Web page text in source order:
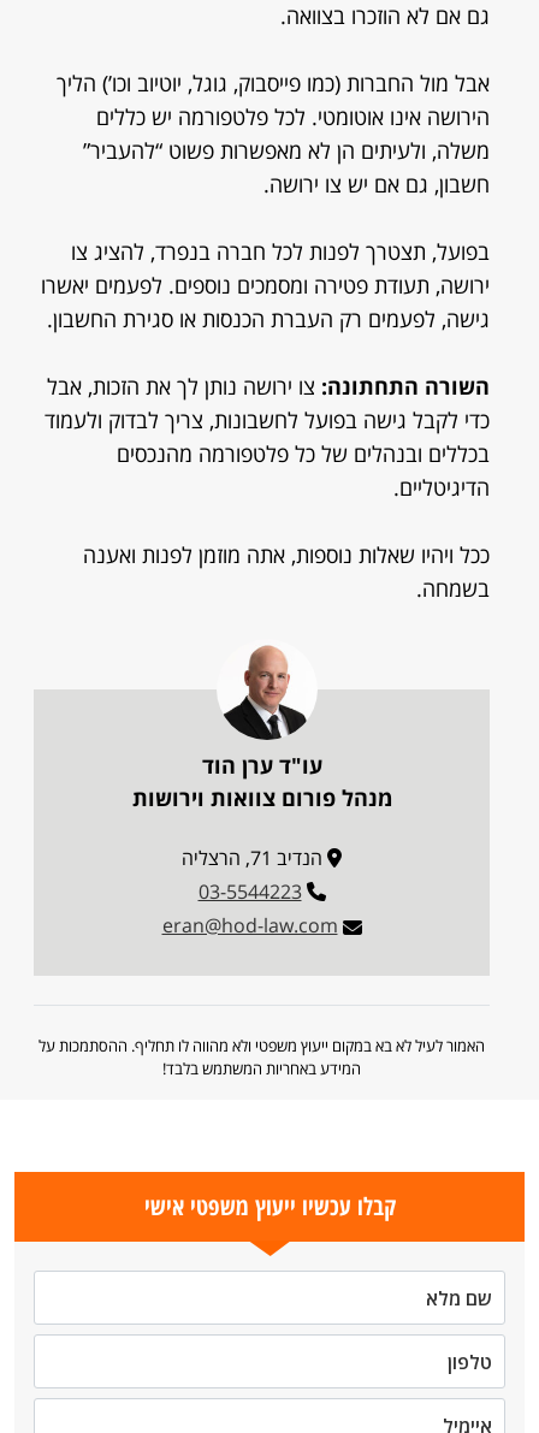
גם אם לא הוזכרו בצוואה.
אבל מול החברות (כמו פייסבוק, גוגל, יוטיוב וכו’) הליך
הירושה אינו אוטומטי. לכל פלטפורמה יש כללים
משלה, ולעיתים הן לא מאפשרות פשוט “להעביר”
חשבון, גם אם יש צו ירושה.
בפועל, תצטרך לפנות לכל חברה בנפרד, להציג צו
ירושה, תעודת פטירה ומסמכים נוספים. לפעמים יאשרו
גישה, לפעמים רק העברת הכנסות או סגירת החשבון.
השורה התחתונה: צו ירושה נותן לך את הזכות, אבל
כדי לקבל גישה בפועל לחשבונות, צריך לבדוק ולעמוד
בכללים ובנהלים של כל פלטפורמה מהנכסים
הדיגיטליים.
ככל ויהיו שאלות נוספות, אתה מוזמן לפנות ואענה
בשמחה.
עו"ד ערן הוד
מנהל פורום צוואות וירושות
הנדיב 71, הרצליה
03-5544223
eran@hod-law.com
האמור לעיל לא בא במקום ייעוץ משפטי ולא מהווה לו תחליף. ההסתמכות על
המידע באחריות המשתמש בלבד!
קבלו עכשיו ייעוץ משפטי אישי